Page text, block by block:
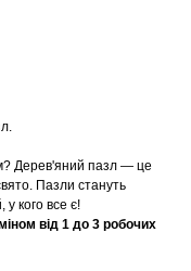
Дерев'яний пазл — це
Пазли стануть
кого все є!
від 1 до 3 робочих